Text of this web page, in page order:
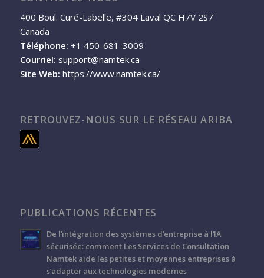
400 Boul. Curé-Labelle, #304 Laval QC H7V 2S7
Canada
Téléphone: +1 450-681-3009
Courriel: support@namtek.ca
Site Web: https://www.namtek.ca/
RETROUVEZ-NOUS SUR LE RÉSEAU ARIBA
PUBLICATIONS RÉCENTES
De l’intégration des systèmes d’entreprise à l’IA
sécurisée: comment Les Services de Consultation
Namtek aide les petites et moyennes entreprises à
s’adapter aux technologies modernes